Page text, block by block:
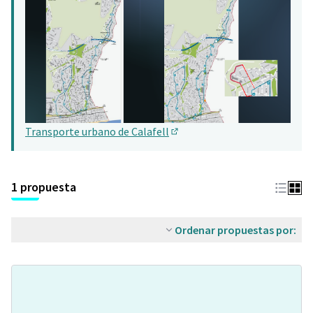
Transporte urbano de Calafell
1 propuesta
Ordenar propuestas por: